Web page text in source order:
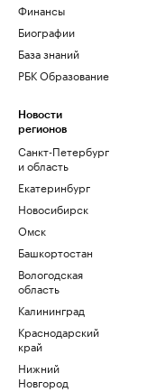
Финансы
Биографии
База знаний
РБК Образование
Новости
регионов
Санкт-Петербург
и область
Екатеринбург
Новосибирск
Омск
Башкортостан
Вологодская
область
Калининград
Краснодарский
край
Нижний
Новгород